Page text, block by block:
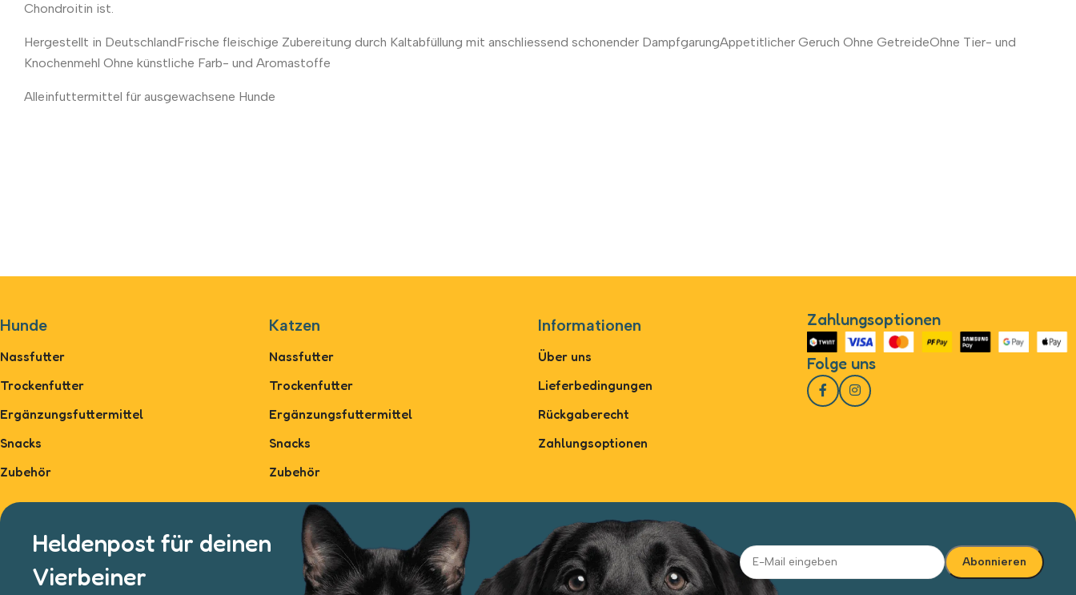
Chondroitin ist.
Hergestellt in DeutschlandFrische fleischige Zubereitung durch Kaltabfüllung mit anschliessend schonender DampfgarungAppetitlicher Geruch Ohne GetreideOhne Tier- und
Knochenmehl Ohne künstliche Farb- und Aromastoffe
Alleinfuttermittel für ausgewachsene Hunde
Hunde
Nassfutter
Trockenfutter
Ergänzungsfuttermittel
Snacks
Zubehör
Katzen
Nassfutter
Trockenfutter
Ergänzungsfuttermittel
Snacks
Zubehör
Informationen
Über uns
Lieferbedingungen
Rückgaberecht
Zahlungsoptionen
Zahlungsoptionen
Folge uns
Heldenpost für deinen
Vierbeiner